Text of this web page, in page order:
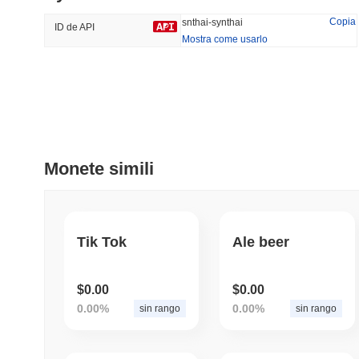
-1.27%
ID de API snthai-synthai
Copia
Mostra come usarlo
Monete simili
Tik Tok
$0.00
0.00% sin rango
Ale beer
$0.00
0.00% sin rango